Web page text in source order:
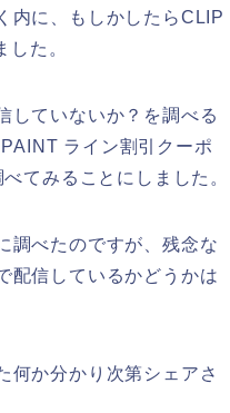
内に、もしかしたらCLIP
た。
していないか？を調べる
ライン割引クーポ
てみることにしました。
調べたのですが、残念な
配信しているかどうかは
何か分かり次第シェアさ